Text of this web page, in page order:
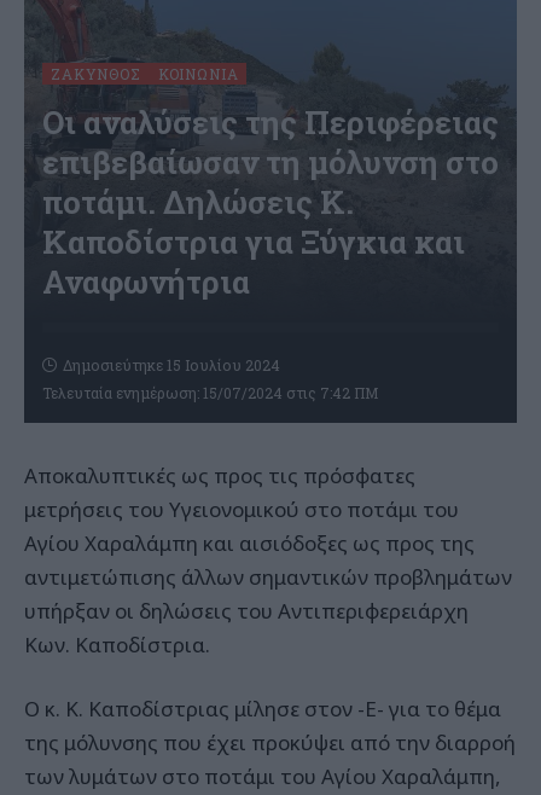
ΖΆΚΥΝΘΟΣ ΚΟΙΝΩΝΊΑ
Oι αναλύσεις της Περιφέρειας
επιβεβαίωσαν τη μόλυνση στο
ποτάμι. Δηλώσεις Κ.
Καποδίστρια για Ξύγκια και
Αναφωνήτρια
Τελευταία ενημέρωση: 15/07/2024 στις 7:42 ΠΜ
Δημοσιεύτηκε 15 Ιουλίου 2024
Αποκαλυπτικές ως προς τις πρόσφατες
μετρήσεις του Υγειονομικού στο ποτάμι του
Αγίου Χαραλάμπη και αισιόδοξες ως προς της
αντιμετώπισης άλλων σημαντικών προβλημάτων
υπήρξαν οι δηλώσεις του Αντιπεριφερειάρχη
Κων. Καποδίστρια.
Ο κ. Κ. Καποδίστριας μίλησε στον -Ε- για το θέμα
της μόλυνσης που έχει προκύψει από την διαρροή
των λυμάτων στο ποτάμι του Αγίου Χαραλάμπη,